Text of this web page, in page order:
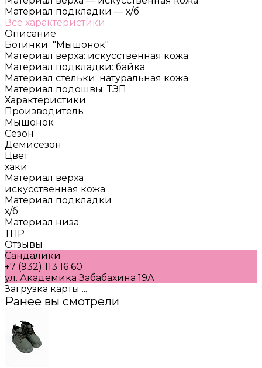
Материал подкладки — х/б
Все характеристики
Описание
Ботинки "Мышонок"
Материал верха: искусственная кожа
Материал подкладки: байка
Материал стельки: натуральная кожа
Материал подошвы: ТЭП
Характеристики
Производитель
Мышонок
Сезон
Демисезон
Цвет
хаки
Материал верха
искусственная кожа
Материал подкладки
х/б
Материал низа
ТПР
Отзывы
Сандалики
+7 (932) 113 16 60
ул. Академика Забабахина 19А
Загрузка карты ...
Ранее вы смотрели